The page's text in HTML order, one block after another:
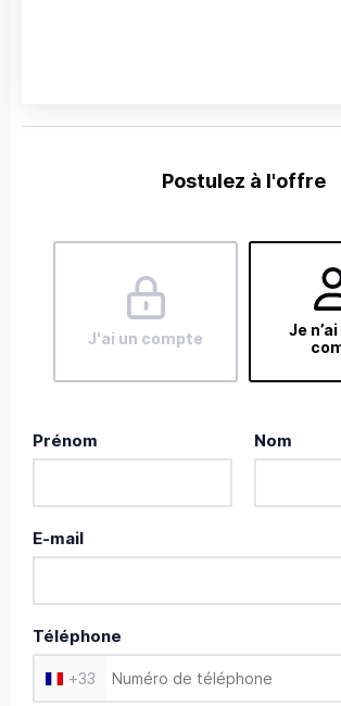
Postulez à l'offre
J'ai un compte
Je
Prénom Nom
E-mail
Téléphone
+33